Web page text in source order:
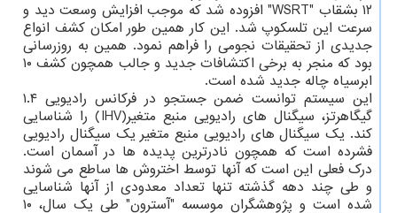
۱۲ بشقاب "WSRT" افزوده شد که موجب افزایش وسعت دید و
سرعت این تلسکوپ شد. این کار همین طور امکان کشف انواع
جدیدی از تحقیقات نجومی را فراهم نمود. همین به روزرسانی
بود که منجر به برخی اکتشافات جدید و جالب همچون کشف ۱۰
ابرسیاه چاله جدید شده است.
این سیستم توانست ضمن جستجو در فرکانس رادیویی ۱.۴
گیگاهرتز، سیگنال های رادیویی منبع متغیر(IHV) را شناسایی
کند. یک سیگنال های رادیویی منبع متغیر یک سیگنال رادیویی
فشرده است که همچون نادرترین پدیده ها در آسمان است.
درک فعلی این است که آنها توسط اختروش ها ساطع می شوند
و طی چند دهه گذشته تنها تعداد معدودی از آنها شناسایی
شده است و پژوهشگران موسسه "آسترون" طی یک سال، ۱۰